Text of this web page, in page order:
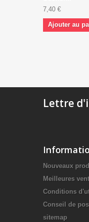
7,40 €
Ajouter au
Lettre
Nouveaux
Meilleures
Conditions
Conseil de
sitemap